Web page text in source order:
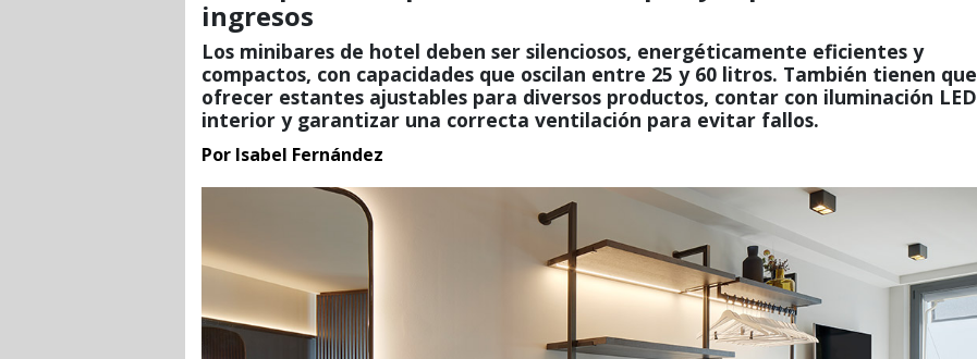
ingresos
Los minibares de hotel deben ser silenciosos, energéticamente eficientes y
compactos, con capacidades que oscilan entre 25 y 60 litros. También tienen que
ofrecer estantes ajustables para diversos productos, contar con iluminación LED
interior y garantizar una correcta ventilación para evitar fallos.
Por Isabel Fernández